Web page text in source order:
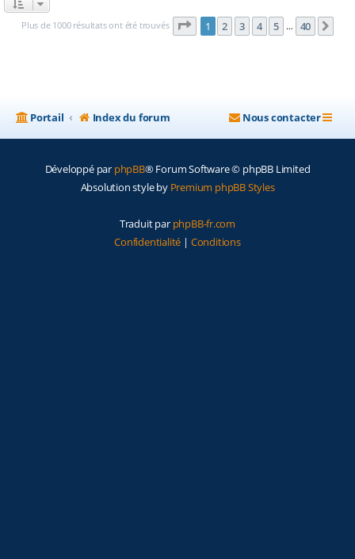
Plus de 1000 résultats ont été trouvés Page 1sur40
1 2 3 4 5 … 40
Portail Index du forum Nous contacter
Développé par phpBB® Forum Software © phpBB Limited
Absolution style by Premium phpBB Styles
Traduit par phpBB-fr.com
Confidentialité | Conditions